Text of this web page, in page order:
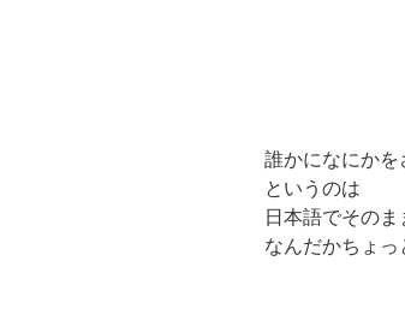
誰かになにかを
というのは
日本語でそのま
なんだかちょ